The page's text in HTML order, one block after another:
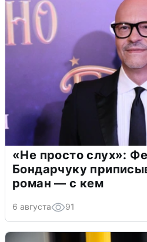
«Не просто слух»:
Бондарчуку
роман — с кем
6 августа 91